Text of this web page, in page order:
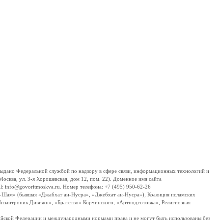
Федеральной службой по надзору в сфере связи, информационных технологий и
ул. 3-я Хорошевская, дом 12, пом. 22). Доменное имя сайта
info@govoritmoskva.ru. Номер телефона: +7 (495) 950-62-26
Шам» (бывшая «Джабхат ан-Нусра», «Джебхат ан-Нусра»), Коалиция исламских
Дивижн», «Братство» Корчинского, «Артподготовка», Религиозная
Федерации и международными нормами права и не могут быть использованы без